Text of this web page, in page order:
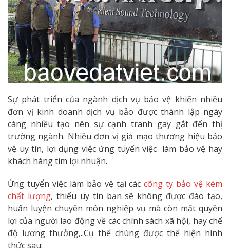
Sự phát triển của ngành dịch vụ bảo vệ khiến nhiều
đơn vị kinh doanh dịch vụ bảo được thành lập ngày
càng nhiều tạo nên sự cạnh tranh gay gắt đến thị
trường ngành. Nhiều đơn vị giả mạo thương hiệu bảo
vệ uy tín, lợi dụng việc ứng tuyển việc làm bảo vệ hay
khách hàng tìm lợi nhuận.
Ứng tuyển việc làm bảo vệ tại cáccông ty bảo vệ kém
chất lượng, thiếu uy tín bạn sẽ không được đào tạo,
huấn luyện chuyên môn nghiệp vụ mà còn mất quyền
lợi của người lao động về các chính sách xã hội, hay chế
độ lương thưởng,..Cụ thể chúng được thể hiện hình
thức sau: